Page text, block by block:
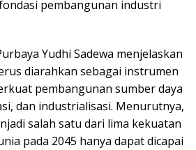
pembangunan industri
Yudhi Sadewa menjelaskan
diarahkan sebagai instrumen
pembangunan sumber daya
dan industrialisasi. Menurutnya,
salah satu dari lima kekuatan
pada 2045 hanya dapat dicapai